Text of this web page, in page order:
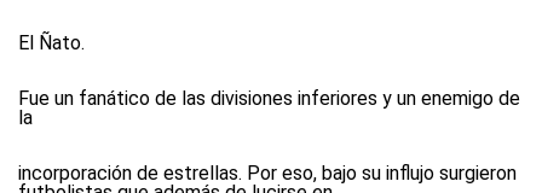
El Ñato.
Fue un fanático de las divisiones inferiores y un enemigo de
la
incorporación de estrellas. Por eso, bajo su influjo surgieron